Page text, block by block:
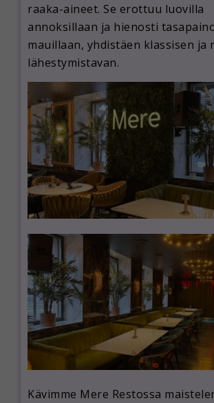
raaka-aineet. Se erottuu luovilla
annoksillaan ja hienosti
mauillaan, yhdistäen klassisen ja
lähestymistavan.
Kävimme Mere Restossa